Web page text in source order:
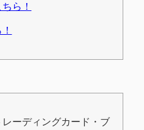
ら！
ーディングカード・ブ